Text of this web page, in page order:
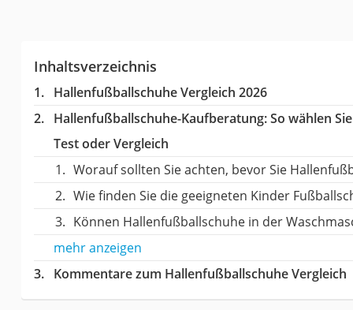
Inhaltsverzeichnis
Hallenfußballschuhe Vergleich 2026
Hallenfußballschuhe-Kaufberatung: So wählen
Test oder Vergleich
Worauf sollten Sie achten, bevor Sie
Wie finden Sie die geeigneten Kinder
Können Hallenfußballschuhe in der
mehr anzeigen
Kommentare zum Hallenfußballschuhe Vergleich